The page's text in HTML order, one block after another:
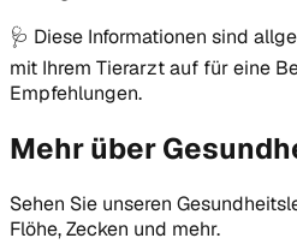
🩺 Diese Informationen sind
mit Ihrem Tierarzt auf für eine
Empfehlungen.
Mehr über
Sehen Sie unseren
Flöhe, Zecken und mehr.